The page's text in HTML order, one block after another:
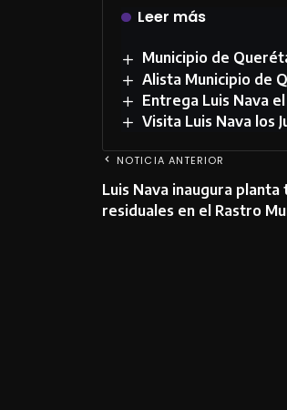
Leer más
Municipio de
Alista Municipio de
Entrega Luis Nava
Visita Luis Nava los
NOTICIA ANTERIOR
Luis Nava inaugura
residuales en el Rastro